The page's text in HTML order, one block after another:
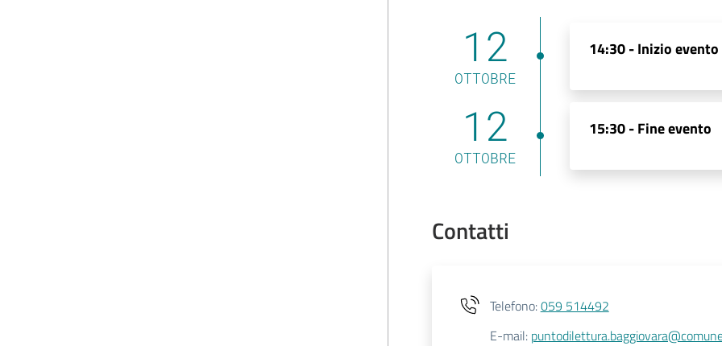
12
OTTOBRE
14:30 -Inizio evento
12
OTTOBRE
15:30 -Fine evento
Contatti
Telefono:059 514492
E-mail: